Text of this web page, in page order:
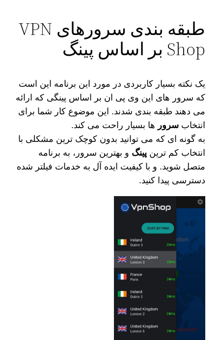
طبقه بندی سرورهای VPN
Shop بر اساس پینگ
یک نکته بسیار کاربردی در مورد این برنامه این است
که سرور های این وی پی ان بر اساس پینگی که ارائه
می دهند طبقه‌ بندی شدند. این موضوع کار شما برای
انتخابسرور ها بسیار راحت می‌ کند.
به گونه ای که می‌ توانید بدون کوچک‌ ترین مشکلی با
انتخاب کم ترینپینگ و بهترین سرور، به برنامه
متصل شوید. و با کیفیت ایده‌ آل به خدمات فیلتر شده
دسترسی پیدا کنید.